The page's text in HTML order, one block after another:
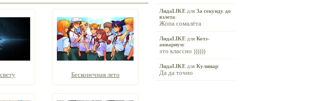
Бесконечная лето
ЛидаLIKE для За секунду до
взлета:
Жопа сомалёта
ЛидаLIKE для Котэ-
аквариум:
это классно ))))))
ЛидаLIKE для Кулинар:
Да да точно